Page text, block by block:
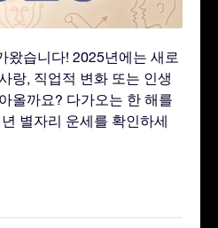
왔습니다! 2025년에는 새로
랑, 직업적 변화 또는 인생
올까요? 다가오는 한 해를
별자리 운세를 확인하세